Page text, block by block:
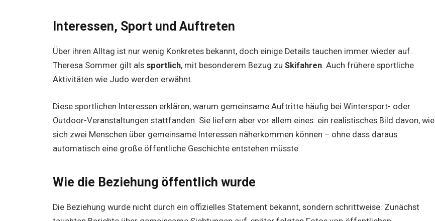
Interessen, Sport und Auftreten
Über ihren Alltag ist nur wenig Konkretes bekannt, doch einige Details tauchen immer wieder auf.
Theresa Sommer gilt als sportlich, mit besonderem Bezug zuSkifahren. Auch frühere sportliche
Aktivitäten wie Judo werden erwähnt.
Diese sportlichen Interessen erklären, warum gemeinsame Auftritte häufig bei Wintersport- oder
Outdoor-Veranstaltungen stattfanden. Sie liefern aber vor allem eines: ein realistisches Bild davon, wie
sich zwei Menschen über gemeinsame Interessen näherkommen können – ohne dass daraus
automatisch eine große öffentliche Geschichte entstehen müsste.
Wie die Beziehung öffentlich wurde
Die Beziehung wurde nicht durch ein offizielles Statement bekannt, sondern schrittweise. Zunächst